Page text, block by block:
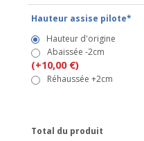
Hauteur assise pilote*
Hauteur d'origine
Abaissée -2cm
(+10,00 €)
Réhaussée +2cm
Total du produit